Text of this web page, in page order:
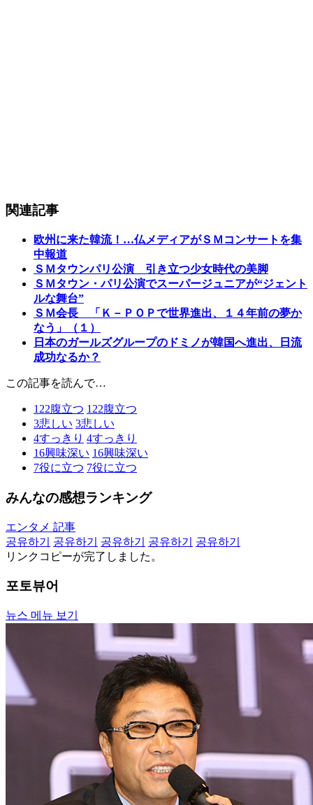
関連記事
欧州に来た韓流！…仏メディアがＳＭコンサートを集
中報道
ＳＭタウンパリ公演 引き立つ少女時代の美脚
ＳＭタウン・パリ公演でスーパージュニアが“ジェント
ルな舞台”
ＳＭ会長 「Ｋ－ＰＯＰで世界進出、１４年前の夢か
なう」（１）
日本のガールズグループのドミノが韓国へ進出、日流
成功なるか？
この記事を読んで…
122腹立つ 122腹立つ
3悲しい 3悲しい
4すっきり 4すっきり
16興味深い 16興味深い
7役に立つ 7役に立つ
みんなの感想ランキング
エンタメ 記事
공유하기
공유하기 공유하기 공유하기
공유하기
リンクコピーが完了しました。
포토뷰어
뉴스 메뉴 보기